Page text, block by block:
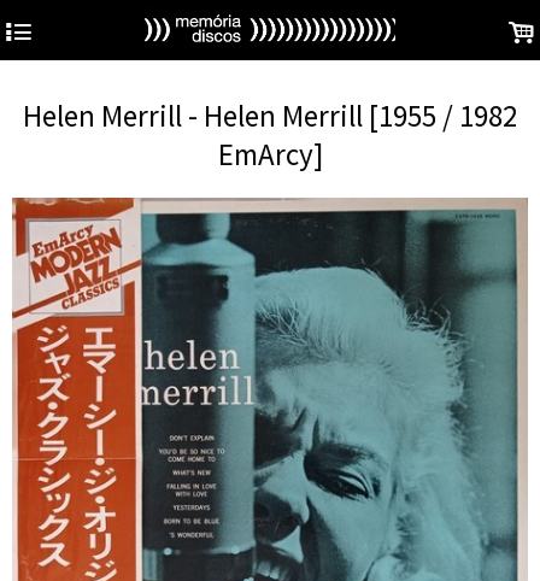
4 .
Helen Merrill - Helen Merrill [1955 / 1982
EmArcy]